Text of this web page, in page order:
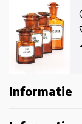
Informatie